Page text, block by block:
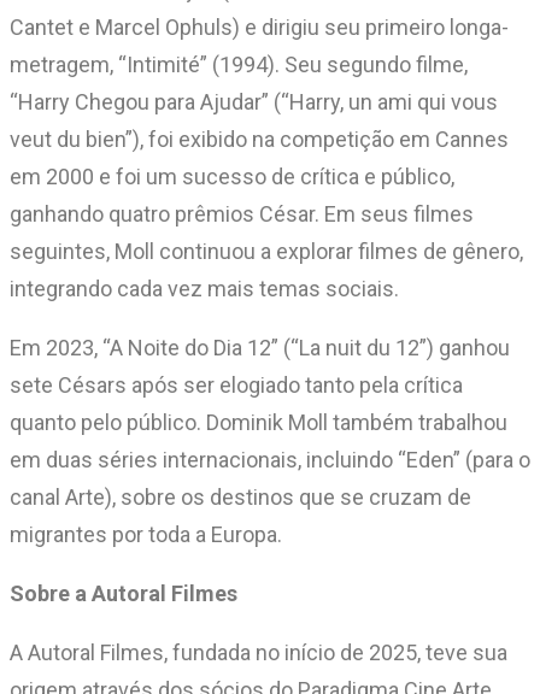
Cantet e Marcel Ophuls) e dirigiu seu primeiro longa-
metragem, “Intimité” (1994). Seu segundo filme,
“Harry Chegou para Ajudar” (“Harry, un ami qui vous
veut du bien”), foi exibido na competição em Cannes
em 2000 e foi um sucesso de crítica e público,
ganhando quatro prêmios César. Em seus filmes
seguintes, Moll continuou a explorar filmes de gênero,
integrando cada vez mais temas sociais.
Em 2023, “A Noite do Dia 12” (“La nuit du 12”) ganhou
sete Césars após ser elogiado tanto pela crítica
quanto pelo público. Dominik Moll também trabalhou
em duas séries internacionais, incluindo “Eden” (para o
canal Arte), sobre os destinos que se cruzam de
migrantes por toda a Europa.
Sobre a Autoral Filmes
A Autoral Filmes, fundada no início de 2025, teve sua